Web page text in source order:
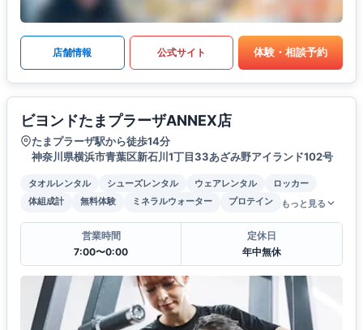
店舗情報 公式サイト 体験・相談予約
ビヨンドたまプラーザANNEX店
たまプラーザ駅から徒歩14分
神奈川県横浜市青葉区新石川1丁目33あざみ野アイランド102号
タオルレンタル シューズレンタル ウェアレンタル
ロッカー
体組成計
無料体験 ミネラルウォーター プロテイン もっと見る
営業時間
7:00〜0:00
定休日
年中無休